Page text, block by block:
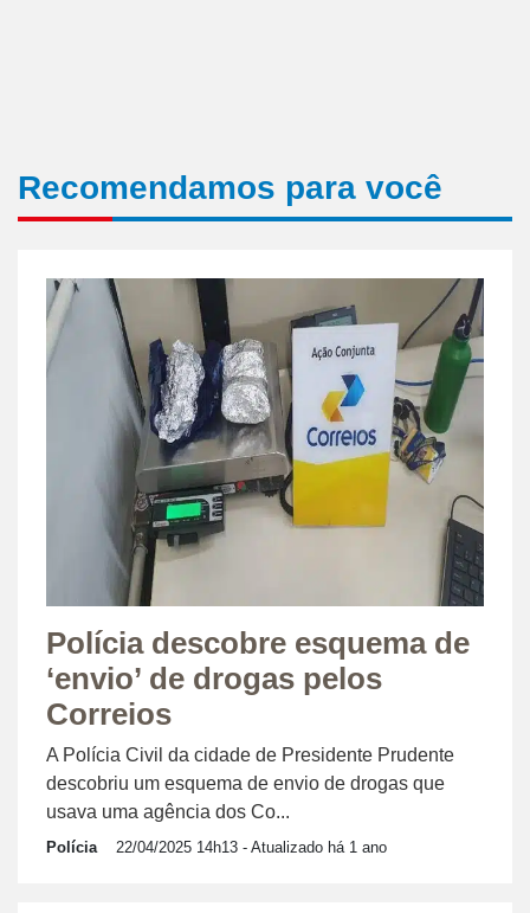
Recomendamos para você
Polícia descobre esquema de
‘envio’ de drogas pelos
Correios
A Polícia Civil da cidade de Presidente Prudente
descobriu um esquema de envio de drogas que
usava uma agência dos Co...
Polícia 22/04/2025 14h13 - Atualizado há 1 ano